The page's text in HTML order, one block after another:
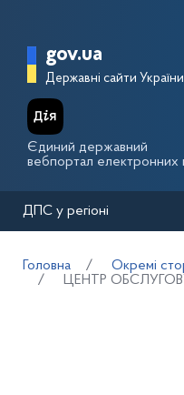
Головна
gov.ua
Державні сайти України
Єдиний державний
вебпортал електронних
ДПС у регіоні
Головна Окремі
ЦЕНТР